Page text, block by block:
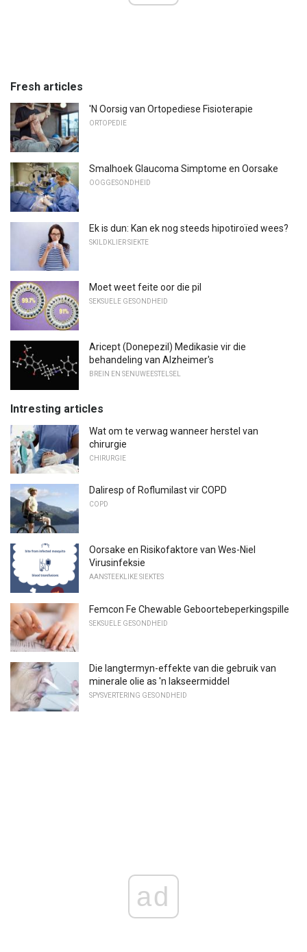
Fresh articles
'N Oorsig van Ortopediese Fisioterapie
ORTOPEDIE
Smalhoek Glaucoma Simptome en Oorsake
OOGGESONDHEID
Ek is dun: Kan ek nog steeds hipotiroïed wees?
SKILDKLIER SIEKTE
Moet weet feite oor die pil
SEKSUELE GESONDHEID
Aricept (Donepezil) Medikasie vir die
behandeling van Alzheimer's
BREIN EN SENUWEESTELSEL
Intresting articles
Wat om te verwag wanneer herstel van
chirurgie
CHIRURGIE
Daliresp of Roflumilast vir COPD
COPD
Oorsake en Risikofaktore van Wes-Niel
Virusinfeksie
AANSTEEKLIKE SIEKTES
Femcon Fe Chewable Geboortebeperkingspille
SEKSUELE GESONDHEID
Die langtermyn-effekte van die gebruik van
minerale olie as 'n lakseermiddel
SPYSVERTERING GESONDHEID
ad